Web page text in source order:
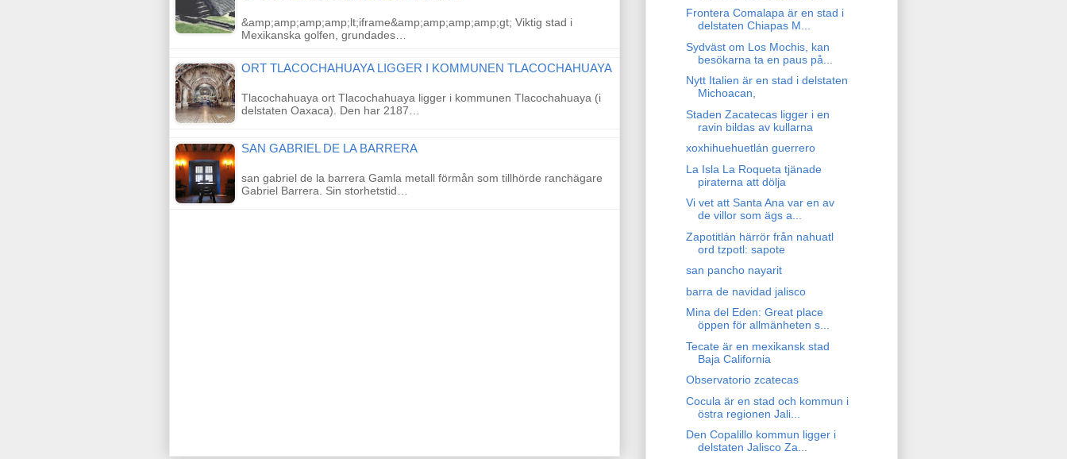
&amp;amp;amp;amp;lt;iframe&amp;amp;amp;amp;gt; Viktig stad i
Mexikanska golfen, grundades…
ORT TLACOCHAHUAYA LIGGER I KOMMUNEN TLACOCHAHUAYA
Tlacochahuaya ort Tlacochahuaya ligger i kommunen Tlacochahuaya (i
delstaten Oaxaca). Den har 2187…
SAN GABRIEL DE LA BARRERA
san gabriel de la barrera Gamla metall förmån som tillhörde ranchägare
Gabriel Barrera. Sin storhetstid…
Frontera Comalapa är en stad i
delstaten Chiapas M...
Sydväst om Los Mochis, kan
besökarna ta en paus på...
Nytt Italien är en stad i delstaten
Michoacan,
Staden Zacatecas ligger i en
ravin bildas av kullarna
xoxhihuehuetlán guerrero
La Isla La Roqueta tjänade
piraterna att dölja
Vi vet att Santa Ana var en av
de villor som ägs a...
Zapotitlán härrör från nahuatl
ord tzpotl: sapote
san pancho nayarit
barra de navidad jalisco
Mina del Eden: Great place
öppen för allmänheten s...
Tecate är en mexikansk stad
Baja California
Observatorio zcatecas
Cocula är en stad och kommun i
östra regionen Jali...
Den Copalillo kommun ligger i
delstaten Jalisco Za...